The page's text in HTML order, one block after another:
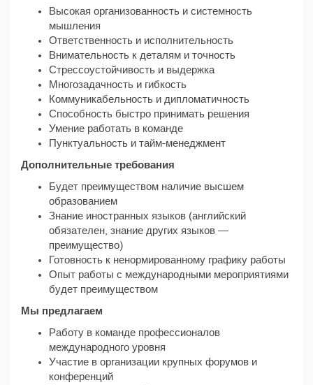
Высокая организованность и системность
мышления
Ответственность и исполнительность
Внимательность к деталям и точность
Стрессоустойчивость и выдержка
Многозадачность и гибкость
Коммуникабельность и дипломатичность
Способность быстро принимать решения
Умение работать в команде
Пунктуальность и тайм-менеджмент
Дополнительные требования
Будет преимуществом наличие высшем
образованием
Знание иностранных языков (английский
обязателен, знание других языков —
преимущество)
Готовность к ненормированному графику работы
Опыт работы с международными мероприятиями
будет преимуществом
Мы предлагаем
Работу в команде профессионалов
международного уровня
Участие в организации крупных форумов и
конференций